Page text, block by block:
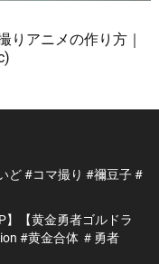
りアニメの作り方｜
ど #コマ撮り #禰豆子 #
】【黄金勇者ゴルドラ
#黄金合体 ＃勇者